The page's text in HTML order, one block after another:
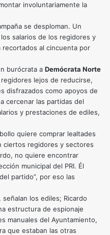
involuntariamente la
se desploman. Un
salarios de los regidores y
al cincuenta por
burócrata a Demócrata Norte
lejos de reducirse,
disfrazados como apoyos de
cercenar las partidas del
y prestaciones de ediles,
quiere comprar lealtades
ciertos regidores y sectores
no quiere encontrar
municipal del PRI. Él
partido”, por eso las
señalan los ediles; Ricardo
estructura de espionaje
manuales del Ayuntamiento,
que estaban las otras